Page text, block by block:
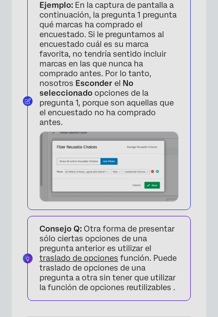
×
Ejemplo: En la captura de pantalla a
continuación, la pregunta 1 pregunta
qué marcas ha comprado el
encuestado. Si le preguntamos al
encuestado cuál es su marca
favorita, no tendría sentido incluir
marcas en las que nunca ha
comprado antes. Por lo tanto,
nosotros Esconder el No
seleccionado opciones de la
pregunta 1, porque son aquellas que
el encuestado no ha comprado
antes.
Consejo Q: Otra forma de presentar
sólo ciertas opciones de una
pregunta anterior es utilizar el
traslado de opciones función. Puede
traslado de opciones de una
pregunta a otra sin tener que utilizar
la función de opciones reutilizables .